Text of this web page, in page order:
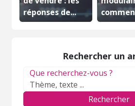
réponses de...
Rechercher un
Que recherchez-vous ?
Rechercher